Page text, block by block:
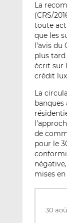
La
(CRS/
toute
que les
l’avis du
plus tard
écrit sur
crédit
La
de
pour le
mises
30